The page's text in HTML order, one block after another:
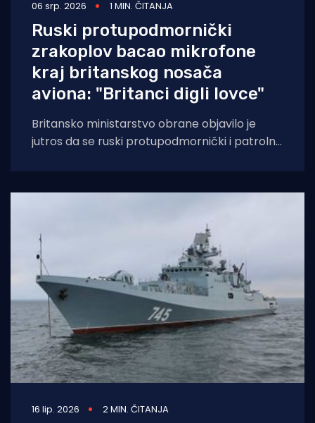
06 srp. 2026 1 MIN. ČITANJA
Ruski protupodmornički
zrakoplov bacao mikrofone
kraj britanskog nosača
aviona: "Britanci digli lovce"
Britansko ministarstvo obrane objavilo je
jutros da se ruski protupodmornički i patrolni
16 lip. 2026 2 MIN. ČITANJA